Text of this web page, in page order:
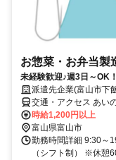
お惣菜・お弁当製
未経験歓迎♪週3日～OK
派遣先企業(富山市下
交通・アクセス あい
前」バス停／「東富山
時給1,200円以上
富山県富山市
勤務時間詳細 9:30～
（シフト制） ※休